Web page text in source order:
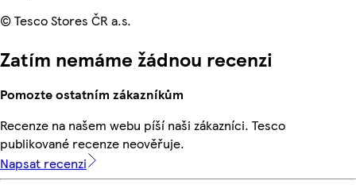
© Tesco Stores ČR a.s.
Zatím nemáme žádnou recenzi
Pomozte ostatním zákazníkům
Recenze na našem webu píší naši zákazníci. Tesco
publikované recenze neověřuje.
Napsat recenzi